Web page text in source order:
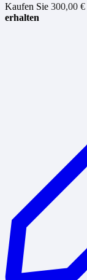
Kaufen Sie 300,00 €
erhalten